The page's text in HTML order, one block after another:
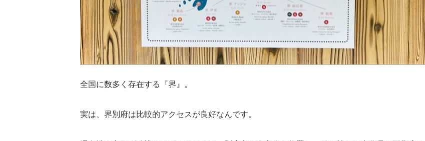
全国に数多く存在する『界』。
実は、界別府は比較的アクセスが良好なんです。